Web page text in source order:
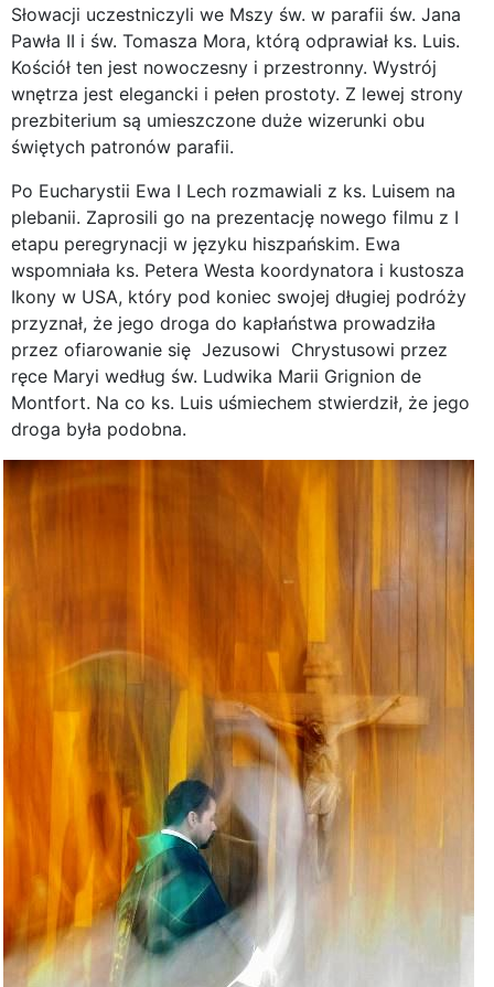
Słowacji uczestniczyli we Mszy św. w parafii św. Jana
Pawła II i św. Tomasza Mora, którą odprawiał ks. Luis.
Kościół ten jest nowoczesny i przestronny. Wystrój
wnętrza jest elegancki i pełen prostoty. Z lewej strony
prezbiterium są umieszczone duże wizerunki obu
świętych patronów parafii.
Po Eucharystii Ewa I Lech rozmawiali z ks. Luisem na
plebanii. Zaprosili go na prezentację nowego filmu z I
etapu peregrynacji w języku hiszpańskim. Ewa
wspomniała ks. Petera Westa koordynatora i kustosza
Ikony w USA, który pod koniec swojej długiej podróży
przyznał, że jego droga do kapłaństwa prowadziła
przez ofiarowanie się Jezusowi Chrystusowi przez
ręce Maryi według św. Ludwika Marii Grignion de
Montfort. Na co ks. Luis uśmiechem stwierdził, że jego
droga była podobna.